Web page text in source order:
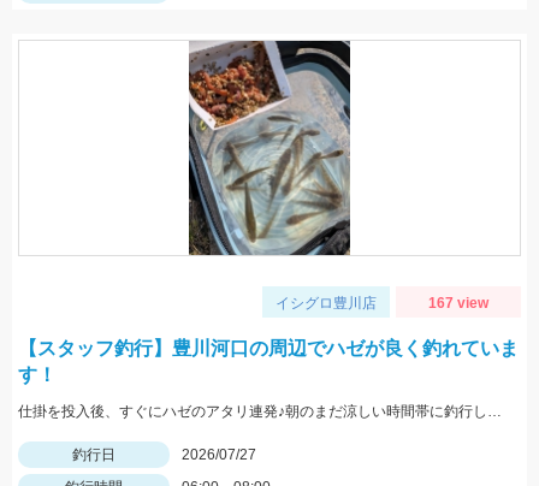
イシグロ豊川店 167 view
【スタッフ釣行】豊川河口の周辺でハゼが良く釣れていま
す！
仕掛を投入後、すぐにハゼのアタリ連発♪朝のまだ涼しい時間帯に釣行しました。針は7号使用、エサはゴールドイソメがおすすめです！
釣行日
2026/07/27